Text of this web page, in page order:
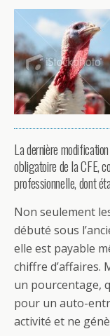
La dernière
obligatoire de la CFE,
professionnelle, dont
Non seulement
débuté sous
elle est payable
chiffre d’affaires.
un pourcentage,
pour un auto-
activité et ne